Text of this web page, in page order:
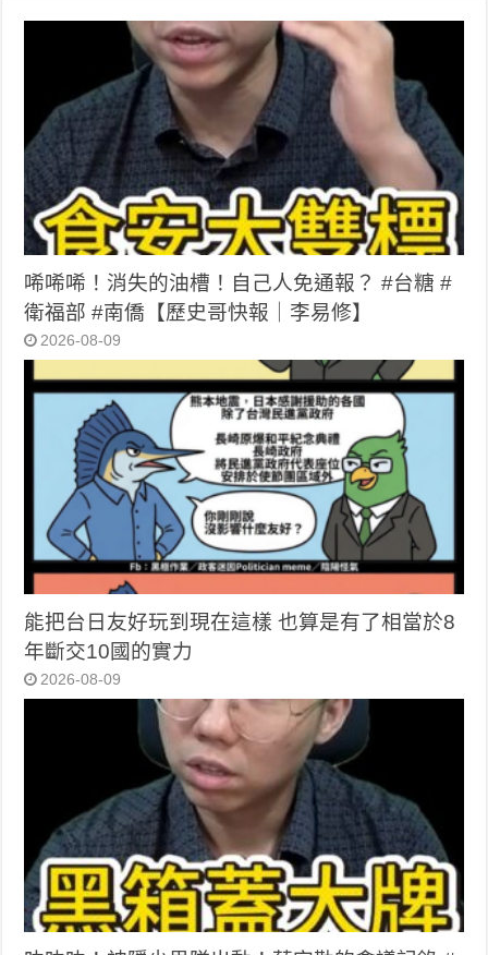
唏唏唏！消失的油槽！自己人免通報？ #台糖 #
衛福部 #南僑【歷史哥快報｜李易修】
2026-08-09
能把台日友好玩到現在這樣 也算是有了相當於8
年斷交10國的實力
2026-08-09